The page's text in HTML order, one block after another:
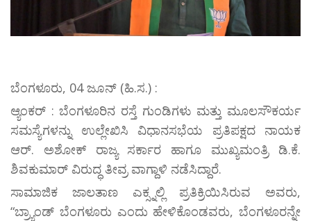
ಬೆಂಗಳೂರು, 04 ಜೂನ್ (ಹಿ.ಸ.) :
ಆ್ಯಂಕರ್ : ಬೆಂಗಳೂರಿನ ರಸ್ತೆ ಗುಂಡಿಗಳು ಮತ್ತು ಮೂಲಸೌಕರ್ಯ
ಸಮಸ್ಯೆಗಳನ್ನು ಉಲ್ಲೇಖಿಸಿ ವಿಧಾನಸಭೆಯ ಪ್ರತಿಪಕ್ಷದ ನಾಯಕ
ಆರ್. ಅಶೋಕ್ ರಾಜ್ಯ ಸರ್ಕಾರ ಹಾಗೂ ಮುಖ್ಯಮಂತ್ರಿ ಡಿ.ಕೆ.
ಶಿವಕುಮಾರ್ ವಿರುದ್ಧ ತೀವ್ರ ವಾಗ್ದಾಳಿ ನಡೆಸಿದ್ದಾರೆ.
ಸಾಮಾಜಿಕ ಜಾಲತಾಣ ಎಕ್ಸ್ನಲ್ಲಿ ಪ್ರತಿಕ್ರಿಯಿಸಿರುವ ಅವರು,
“ಬ್ರ್ಯಾಂಡ್ ಬೆಂಗಳೂರು ಎಂದು ಹೇಳಿಕೊಂಡವರು, ಬೆಂಗಳೂರನ್ನೇ